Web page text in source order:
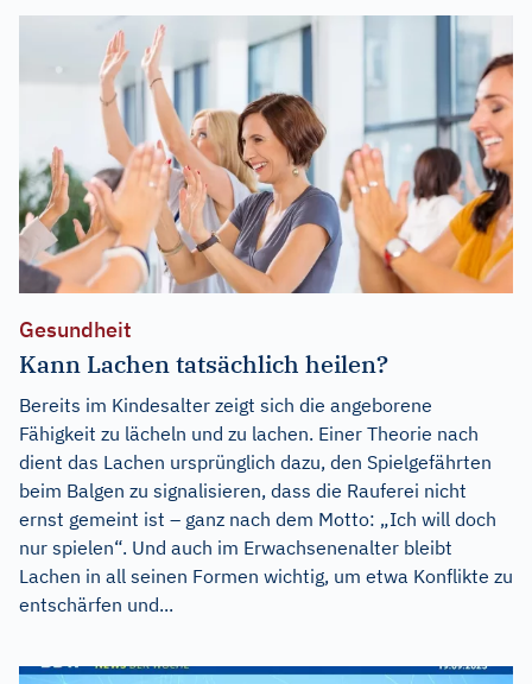
Gesundheit
Kann Lachen tatsächlich heilen?
Bereits im Kindesalter zeigt sich die angeborene
Fähigkeit zu lächeln und zu lachen. Einer Theorie nach
dient das Lachen ursprünglich dazu, den Spielgefährten
beim Balgen zu signalisieren, dass die Rauferei nicht
ernst gemeint ist – ganz nach dem Motto: „Ich will doch
nur spielen“. Und auch im Erwachsenenalter bleibt
Lachen in all seinen Formen wichtig, um etwa Konflikte zu
entschärfen und...